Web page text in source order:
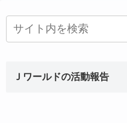
Ｊワールドの活動報告